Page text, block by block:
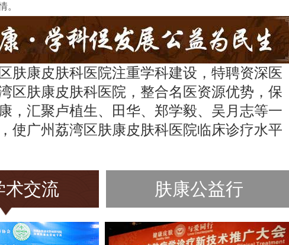
。
肤康皮肤科医院注重学科建设，特聘资深医
区肤康皮肤科医院，整合名医资源优势，保
，汇聚卢植生、田华、郑学毅、吴月志等一
使广州荔湾区肤康皮肤科医院临床诊疗水平
术交流 肤康公益行